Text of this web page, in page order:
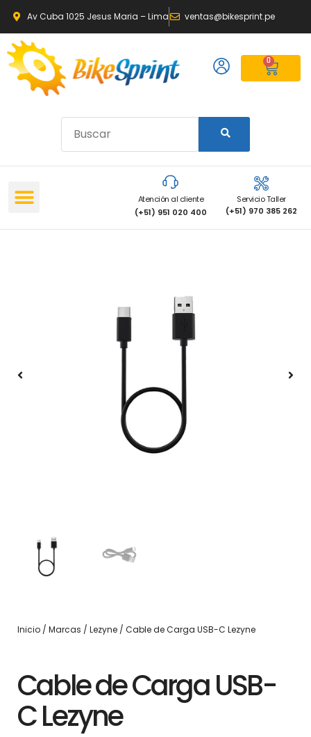
Av Cuba 1025 Jesus Maria – Lima ventas@bikesprint.pe
0
Atención al cliente
(+51) 951 020 400
Servicio Taller
(+51) 970 385 262
Inicio / Marcas / Lezyne / Cable de Carga USB-C Lezyne
Cable de Carga USB-
C Lezyne